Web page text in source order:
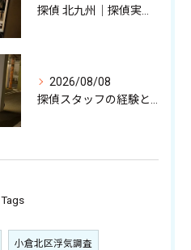
2026/08/08
Tags
小倉北区浮気調査